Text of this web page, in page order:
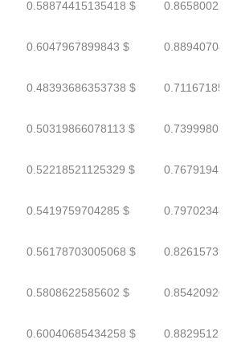
0.58874415135418 $
0.6047967899843 $
0.48393686353738 $
0.50319866078113 $
0.52218521125329 $
0.5419759704285 $
0.56178703005068 $
0.5808622585602 $
0.60040685434258 $